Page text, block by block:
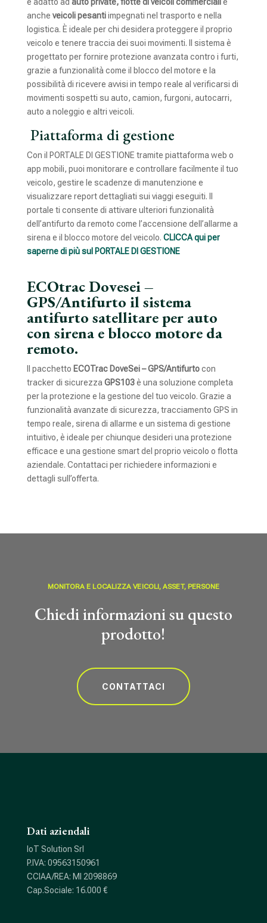
anche veicoli pesantiimpegnati nel trasporto e nella
logistica. È ideale per chi desidera proteggere il proprio
veicolo e tenere traccia dei suoi movimenti. Il sistema è
progettato per fornire protezione avanzata contro i furti,
grazie a funzionalità come il blocco del motore e la
possibilità di ricevere avvisi in tempo reale al verificarsi di
movimenti sospetti su auto, camion, furgoni, autocarri,
auto a noleggio e altri veicoli.
Piattaforma di gestione
Con il PORTALE DI GESTIONE tramite piattaforma web o
app mobili, puoi monitorare e controllare facilmente il tuo
veicolo, gestire le scadenze di manutenzione e
visualizzare report dettagliati sui viaggi eseguiti. Il
portale ti consente di attivare ulteriori funzionalità
dell’antifurto da remoto come l’accensione dell’allarme a
sirena e il blocco motore del veicolo. CLICCA qui per
saperne di più sul PORTALE DI GESTIONE
ECOtrac Dovesei –
GPS/Antifurto il sistema
antifurto satellitare per auto
con sirena e blocco motore da
remoto.
Il pacchetto ECOTrac DoveSei – GPS/Antifurtocon
tracker di sicurezza GPS103è una soluzione completa
per la protezione e la gestione del tuo veicolo. Grazie a
funzionalità avanzate di sicurezza, tracciamento GPS in
tempo reale, sirena di allarme e un sistema di gestione
intuitivo, è ideale per chiunque desideri una protezione
efficace e una gestione smart del proprio veicolo o flotta
aziendale. Contattaci per richiedere informazioni e
dettagli sull’offerta.
MONITORA E LOCALIZZA VEICOLI, ASSET, PERSONE
Chiedi informazioni su questo
prodotto!
CONTATTACI
Dati aziendali
IoT Solution Srl
P.IVA: 09563150961
CCIAA/REA: MI 2098869
Cap.Sociale: 16.000 €